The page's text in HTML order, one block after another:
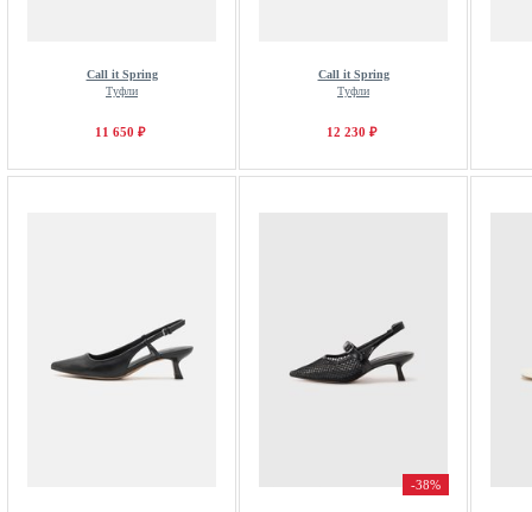
Call it Spring
Туфли
11 650 ₽
Call it Spring
Туфли
12 230 ₽
-38%